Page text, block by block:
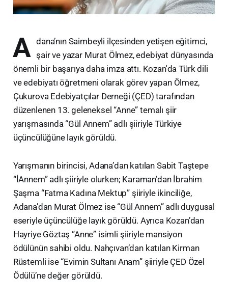
A dana’nın Saimbeyli ilçesinden yetişen eğitimci,
şair ve yazar Murat Ölmez, edebiyat dünyasında
önemli bir başarıya daha imza attı. Kozan'da Türk dili
ve edebiyatı öğretmeni olarak görev yapan Ölmez,
Çukurova Edebiyatçılar Derneği (ÇED) tarafından
düzenlenen 13. geleneksel “Anne” temalı şiir
yarışmasında “Gül Annem” adlı şiiriyle Türkiye
üçüncülüğüne layık görüldü.
Yarışmanın birincisi, Adana’dan katılan Sabit Taştepe
“İAnnem” adlı şiiriyle olurken; Karaman’dan İbrahim
Şaşma “Fatma Kadına Mektup” şiiriyle ikinciliğe,
Adana’dan Murat Ölmez ise “Gül Annem” adlı duygusal
eseriyle üçüncülüğe layık görüldü. Ayrıca Kozan’dan
Hayriye Göztaş “Anne” isimli şiiriyle mansiyon
ödülünün sahibi oldu. Nahçıvan’dan katılan Kirman
Rüstemli ise “Evimin Sultanı Anam” şiiriyle ÇED Özel
Ödülü’ne değer görüldü.